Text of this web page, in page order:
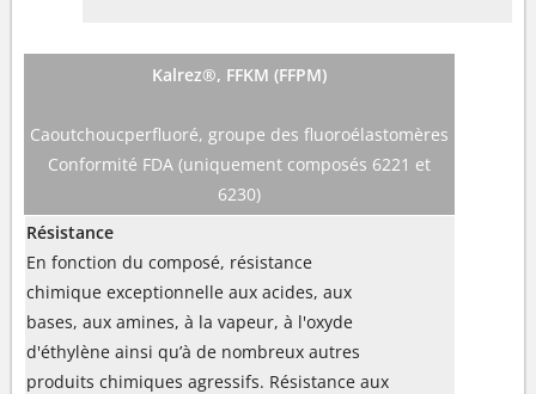
Kalrez®, FFKM (FFPM)
Caoutchoucperfluoré, groupe des fluoroélastomères
Conformité FDA (uniquement composés 6221 et
6230)
Résistance
En fonction du composé, résistance
chimique exceptionnelle aux acides, aux
bases, aux amines, à la vapeur, à l'oxyde
d'éthylène ainsi qu’à de nombreux autres
produits chimiques agressifs. Résistance aux